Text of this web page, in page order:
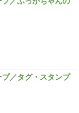
／タグ・スタンプ